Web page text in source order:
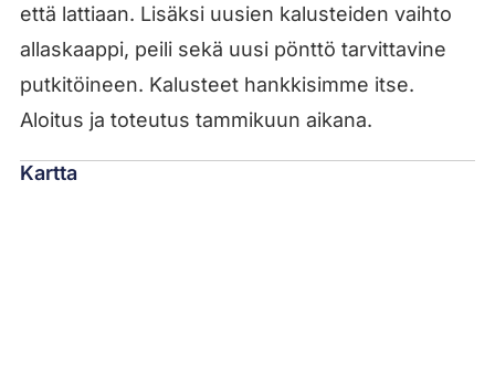
että lattiaan. Lisäksi uusien kalusteiden vaihto
allaskaappi, peili sekä uusi pönttö tarvittavine
putkitöineen. Kalusteet hankkisimme itse.
Aloitus ja toteutus tammikuun aikana.
Kartta